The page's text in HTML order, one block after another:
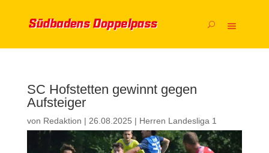
SC Hofstetten gewinnt gegen
Aufsteiger
von Redaktion | 26.08.2025 | Herren Landesliga 1